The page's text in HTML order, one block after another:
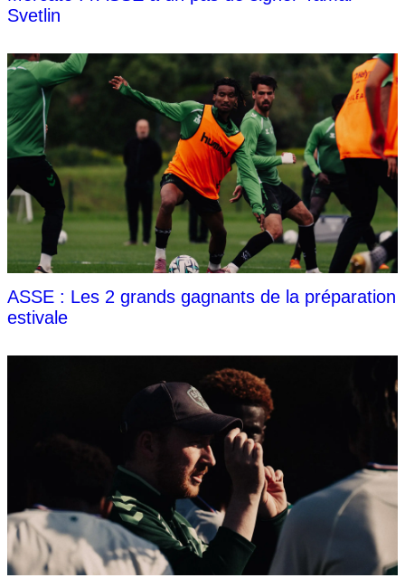
Svetlin
ASSE : Les 2 grands gagnants de la préparation
estivale